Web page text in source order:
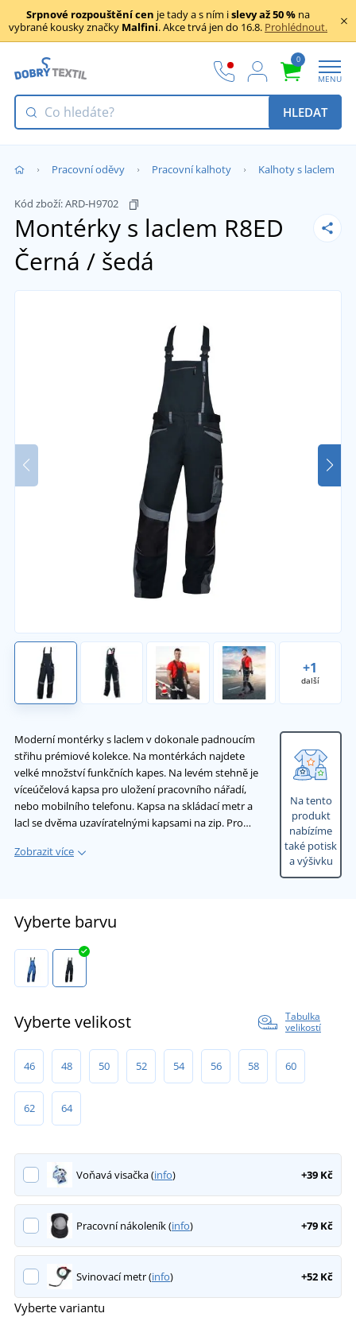
Srpnové rozpouštění cen je tady a s ním islevy až 50 % na
vybrané kousky značky Malfini. Akce trvá jen do 16.8. Prohlédnout.
0
MENU
HLEDAT
Pracovní oděvy Pracovní kalhoty Kalhoty s laclem
Kód zboží:ARD-H9702
Montérky s laclem R8ED
Černá / šedá
+1
další
Moderní montérky s laclem v dokonale padnoucím
střihu prémiové kolekce. Na montérkách najdete
velké množství funkčních kapes. Na levém stehně je
víceúčelová kapsa pro uložení pracovního nářadí,
nebo mobilního telefonu. Kapsa na skládací metr a
lacl se dvěma uzavíratelnými kapsami na zip. Pro…
Zobrazit více
Na tento
produkt
nabízíme
také potisk
a výšivku
Vyberte barvu
Vyberte velikost
Tabulka
velikostí
46 48 50 52 54 56 58 60
62 64
Voňavá visačka (info) +39 Kč
Pracovní nákoleník (info) +79 Kč
Svinovací metr (info) +52 Kč
Vyberte variantu